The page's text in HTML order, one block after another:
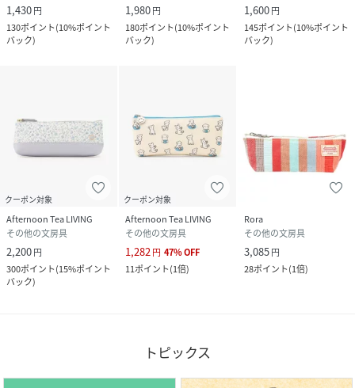
1,430円
130ポイント(10%ポイント
バック)
1,980円
180ポイント(10%ポイント
バック)
1,600円
145ポイント(10%ポイント
バック)
クーポン対象
Afternoon Tea LIVING
その他の文房具
2,200円
300ポイント(15%ポイント
バック)
クーポン対象
Afternoon Tea LIVING
その他の文房具
1,282 円 47%OFF
11ポイント(1倍)
Rora
その他の文房具
3,085円
28ポイント(1倍)
トピックス